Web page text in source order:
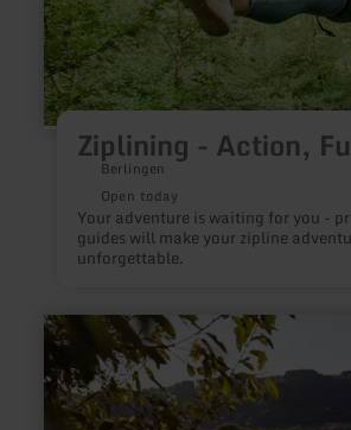
Ziplining - Action,
Berlingen
Open today
Your adventure is waiting for you -
guides will make your zipline
unforgettable.
learn
more
about:
Meerfeld
maar
nature